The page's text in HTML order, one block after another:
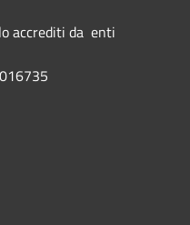
accrediti da enti